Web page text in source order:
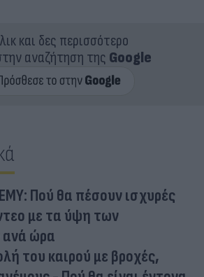
και δες περισσότερο
αναζήτηση της Google
Πού θα πέσουν ισχυρές
με τα ύψη των
ώρα
του καιρού με βροχές,